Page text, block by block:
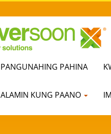
PANGUNAHING PAHINA
ALAMIN KUNG PAANO